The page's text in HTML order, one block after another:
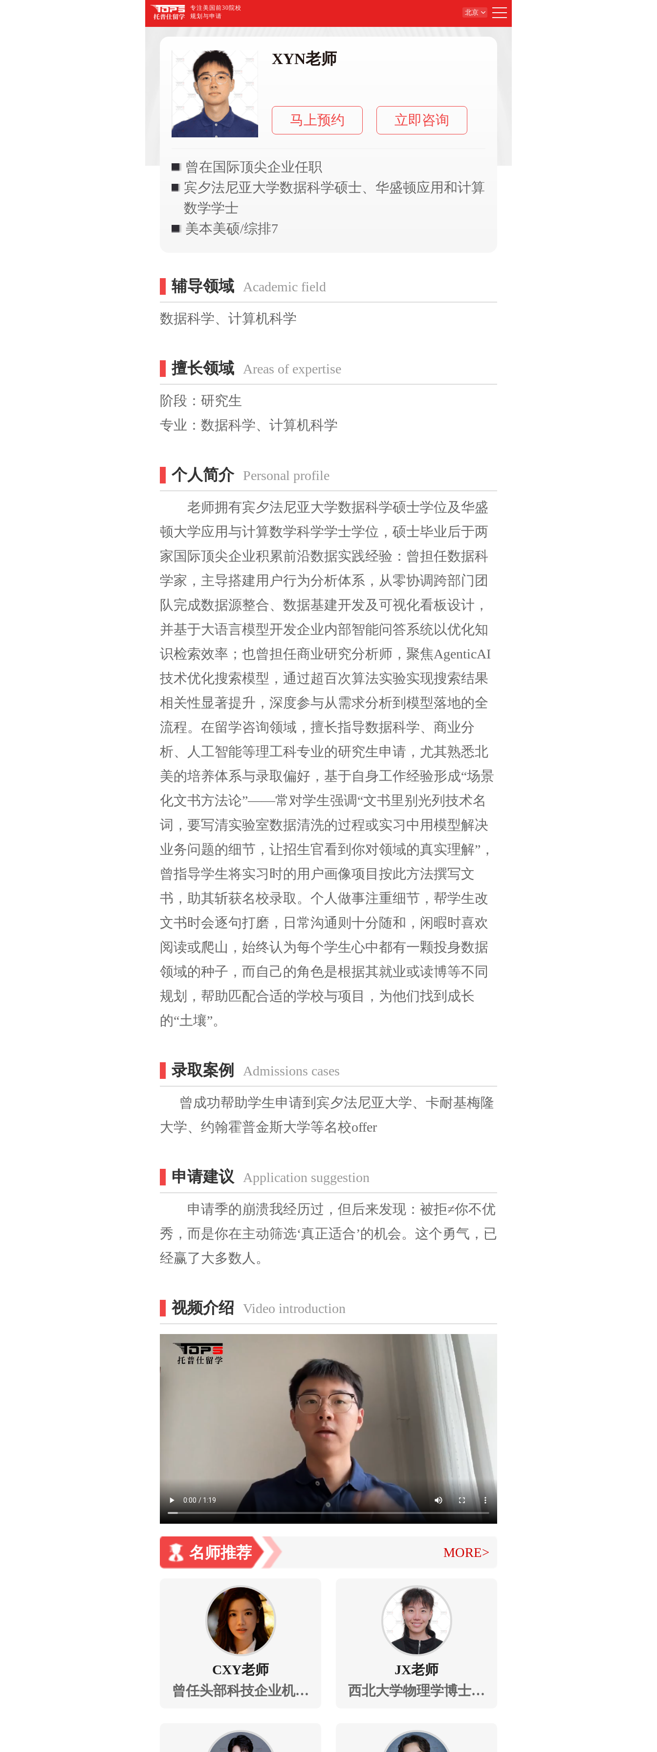
专注美国前30院校
规划与申请
北京
XYN老师
马上预约 立即咨询
曾在国际顶尖企业任职
宾夕法尼亚大学数据科学硕士、华盛顿应用和计算
数学学士
美本美硕/综排7
辅导领域 Academic field
数据科学、计算机科学
擅长领域 Areas of expertise
阶段：研究生
专业：数据科学、计算机科学
个人简介 Personal profile
老师拥有宾夕法尼亚大学数据科学硕士学位及华盛
顿大学应用与计算数学科学学士学位，硕士毕业后于两
家国际顶尖企业积累前沿数据实践经验：曾担任数据科
学家，主导搭建用户行为分析体系，从零协调跨部门团
队完成数据源整合、数据基建开发及可视化看板设计，
并基于大语言模型开发企业内部智能问答系统以优化知
识检索效率；也曾担任商业研究分析师，聚焦AgenticAI
技术优化搜索模型，通过超百次算法实验实现搜索结果
相关性显著提升，深度参与从需求分析到模型落地的全
流程。在留学咨询领域，擅长指导数据科学、商业分
析、人工智能等理工科专业的研究生申请，尤其熟悉北
美的培养体系与录取偏好，基于自身工作经验形成“场景
化文书方法论”——常对学生强调“文书里别光列技术名
词，要写清实验室数据清洗的过程或实习中用模型解决
业务问题的细节，让招生官看到你对领域的真实理解”，
曾指导学生将实习时的用户画像项目按此方法撰写文
书，助其斩获名校录取。个人做事注重细节，帮学生改
文书时会逐句打磨，日常沟通则十分随和，闲暇时喜欢
阅读或爬山，始终认为每个学生心中都有一颗投身数据
领域的种子，而自己的角色是根据其就业或读博等不同
规划，帮助匹配合适的学校与项目，为他们找到成长
的“土壤”。
录取案例 Admissions cases
曾成功帮助学生申请到宾夕法尼亚大学、卡耐基梅隆
大学、约翰霍普金斯大学等名校offer
申请建议 Application suggestion
申请季的崩溃我经历过，但后来发现：被拒≠你不优
秀，而是你在主动筛选‘真正适合’的机会。这个勇气，已
经赢了大多数人。
视频介绍 Video introduction
名师推荐 MORE>
CXY老师
曾任头部科技企业机器
盖计算机视觉（CV）
JX老师
西北大学物理学博士，
士